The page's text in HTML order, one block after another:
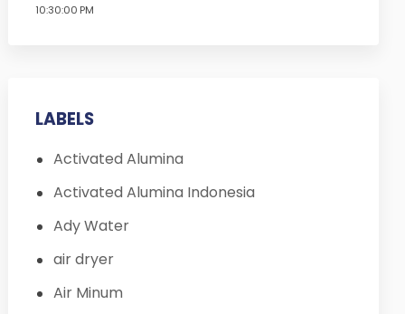
10:30:00 PM
LABELS
Activated Alumina
Activated Alumina Indonesia
Ady Water
air dryer
Air Minum